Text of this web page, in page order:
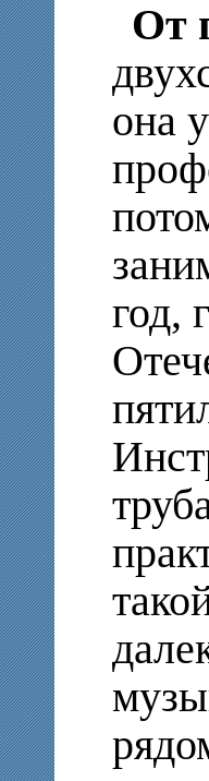
От
она
год,